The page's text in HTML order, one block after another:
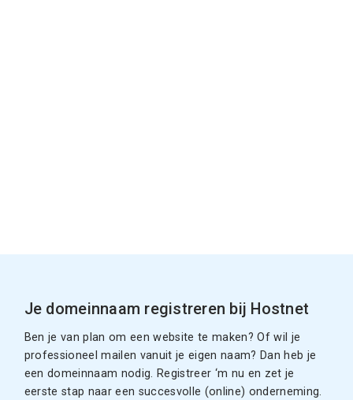
Je domeinnaam registreren bij Hostnet
Ben je van plan om een website te maken? Of wil je
professioneel mailen vanuit je eigen naam? Dan heb je
een domeinnaam nodig. Registreer ‘m nu en zet je
eerste stap naar een succesvolle (online) onderneming.